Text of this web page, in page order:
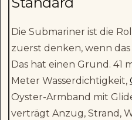
Die Submariner ist die
zuerst denken, wenn
Das hat einen Grund. 41
Meter Wasserdichtigkeit,
Oyster-Armband mit
verträgt Anzug, Strand,